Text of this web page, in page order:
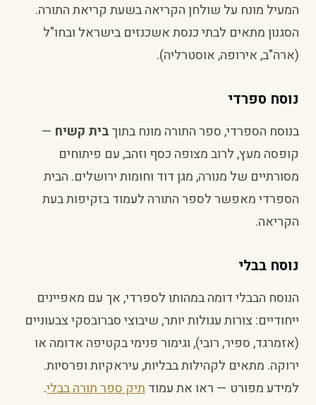
המעיל מונח על שולחן הקריאה בשעת קריאת התורה.
הסגנון מתאים לבתי כנסת אשכנזים בישראל ובחו"ל
(ארה"ב, אירופה, אוסטרליה).
נוסח ספרדי
בנוסח הספרדי, ספר התורה מונח בתוךבית קשיח —
קופסה מעץ, לרוב מצופה כסף וזהב, עם פיתוחים
מסורתיים של מנורה, מגן דוד וחומות ירושלים. הבית
הספרדי מאפשר לספר התורה לעמוד בזקיפות בעת
הקריאה.
נוסח בבלי
הנוסח הבבלי דומה במהותו לספרדי, אך עם מאפיינים
ייחודיים: צורות עגולות יותר, שיבוצי סברובסקי צבעוניים
(אזמרגד, ספיר, רובי), וגימור פנימי בקטיפה אדומה או
ירוקה. מתאים לקהילות בבליות, עיראקיות ופרסיות.
למידע מפורט — ראו את עמודתיק ספר תורה בבלי.